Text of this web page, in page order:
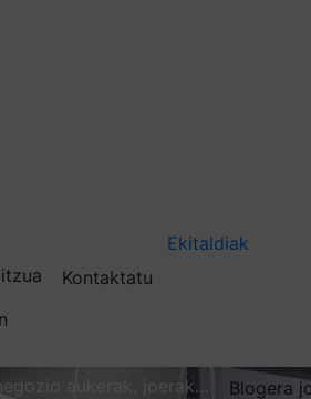
Kontaktatu
Ekitaldiak
aukerak, joerak… Blogera